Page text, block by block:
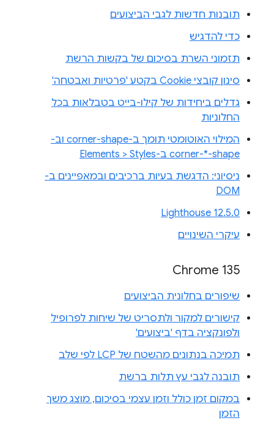
תובנות חדשות לגבי הביצועים
כדי להדגיש
תזמוני השרת בסיכום של בקשות הרשת
סינון קובצי Cookie בקטע 'פרטיות ואבטחה'
גדלים ביחידות של קילו-בייט בטבלאות בכל
החלוניות
המילוי האוטומטי תומך ב-corner-shape וב-
corner-*-shape ב-Elements > Styles
ניסיוני: הדגשת בעיות ברכיבים ובמאפיינים ב-
DOM
Lighthouse 12.5.0
עיקרי השינויים
Chrome 135
שיפורים בחלונית הביצועים
קישורים למקור ולתסריט של שיחות לפרופיל
ולפונקציה בדף 'ביצועים'
תמיכה בנתונים מהשטח של LCP לפי שלב
תובנה לגבי עץ תלות ברשת
במקום זמן כולל וזמן עצמי בסיכום, מוצג משך
הזמן